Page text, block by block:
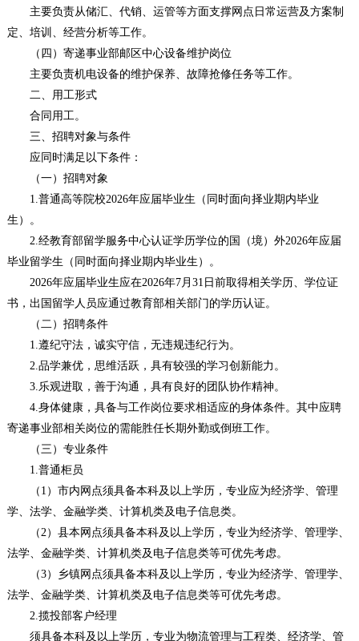
主要负责从储汇、代销、运管等方面支撑网点日常运营及方案制
定、培训、经营分析等工作。
（四）寄递事业部邮区中心设备维护岗位
主要负责机电设备的维护保养、故障抢修任务等工作。
二、用工形式
合同用工。
三、招聘对象与条件
应同时满足以下条件：
（一）招聘对象
1.普通高等院校2026年应届毕业生（同时面向择业期内毕业
生）。
2.经教育部留学服务中心认证学历学位的国（境）外2026年应届
毕业留学生（同时面向择业期内毕业生）。
2026年应届毕业生应在2026年7月31日前取得相关学历、学位证
书，出国留学人员应通过教育部相关部门的学历认证。
（二）招聘条件
1.遵纪守法，诚实守信，无违规违纪行为。
2.品学兼优，思维活跃，具有较强的学习创新能力。
3.乐观进取，善于沟通，具有良好的团队协作精神。
4.身体健康，具备与工作岗位要求相适应的身体条件。其中应聘
寄递事业部相关岗位的需能胜任长期外勤或倒班工作。
（三）专业条件
1.普通柜员
（1）市内网点须具备本科及以上学历，专业应为经济学、管理
学、法学、金融学类、计算机类及电子信息类。
（2）县本网点须具备本科及以上学历，专业为经济学、管理学、
法学、金融学类、计算机类及电子信息类等可优先考虑。
（3）乡镇网点须具备本科及以上学历，专业为经济学、管理学、
法学、金融学类、计算机类及电子信息类等可优先考虑。
2.揽投部客户经理
须具备本科及以上学历，专业为物流管理与工程类、经济学、管